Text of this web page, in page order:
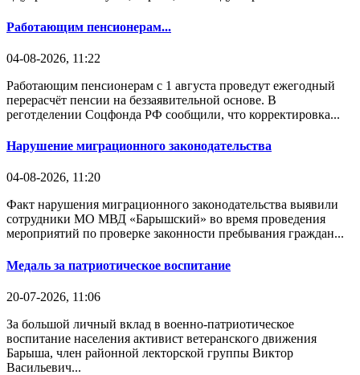
Работающим пенсионерам...
04-08-2026, 11:22
Работающим пенсионерам с 1 августа проведут ежегодный
перерасчёт пенсии на беззаявительной основе. В
реготделении Соцфонда РФ сообщили, что корректировка...
Нарушение миграционного законодательства
04-08-2026, 11:20
Факт нарушения миграционного законодательства выявили
сотрудники МО МВД «Барышский» во время проведения
мероприятий по проверке законности пребывания граждан...
Медаль за патриотическое воспитание
20-07-2026, 11:06
За большой личный вклад в военно-патриотическое
воспитание населения активист ветеранского движения
Барыша, член районной лекторской группы Виктор
Васильевич...